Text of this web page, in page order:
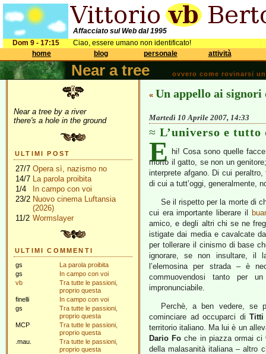
Affacciato sul Web dal 1995
Dom 9 - 17:15
Ciao, essere umano non identificato!
home
blog personale attività
Near a tree ovvero come rovinarsi
Near a tree by a river
there's a hole in the ground
ULTIMI POST
27/7 Opera sì, nazismo no
14/7 La parola proibita
1/4
In campo con voi
23/2 Nuovo cinema Luftansia
(2026)
11/2 Wormslayer
ULTIMI COMMENTI
gs
La parola proibita
gs
In campo con voi
vb
Tra tutte le passioni,
proprio questa
finelli
In campo con voi
gs
Tra tutte le passioni,
proprio questa
MCP
Tra tutte le passioni,
proprio questa
.mau.
Tra tutte le passioni,
proprio questa
« Un appello ai signori
Martedì 10 Aprile 2007, 14:33
L’universo e tutto
E
hi! Cosa sono quelle
morto il gatto, se non un
interprete afgano. Di cui
di cui a tutt’oggi, generalmente,
Se il rispetto per la morte di
cui era importante liberare il
amico, e degli altri chi se ne
istigate dai media e cavalcate
per tollerare il cinismo di base
ignorare, se non insultare, il
l’elemosina per strada – è
commuovendosi tanto per
impronunciabile.
Perchè, a ben vedere, se
cominciare ad occuparci di Titti
territorio italiano. Ma lui è un
Dario Fo che in piazza ormai
della malasanità italiana – altro